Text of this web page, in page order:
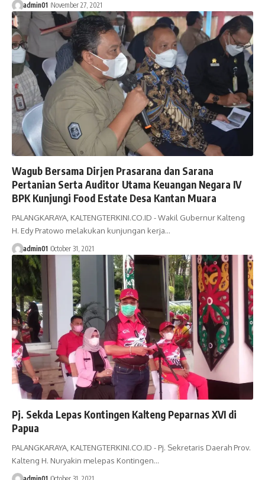
admin01 November 27, 2021
Wagub Bersama Dirjen Prasarana dan Sarana
Pertanian Serta Auditor Utama Keuangan Negara IV
BPK Kunjungi Food Estate Desa Kantan Muara
PALANGKARAYA, KALTENGTERKINI.CO.ID - Wakil Gubernur Kalteng
H. Edy Pratowo melakukan kunjungan kerja…
admin01 October 31, 2021
Pj. Sekda Lepas Kontingen Kalteng Peparnas XVI di
Papua
PALANGKARAYA, KALTENGTERKINI.CO.ID - Pj. Sekretaris Daerah Prov.
Kalteng H. Nuryakin melepas Kontingen…